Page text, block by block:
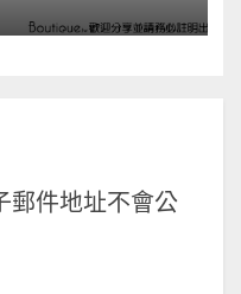
郵件地址不會公